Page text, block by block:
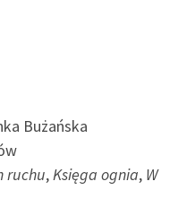
Bużańska
ruchu, Księga ognia, W